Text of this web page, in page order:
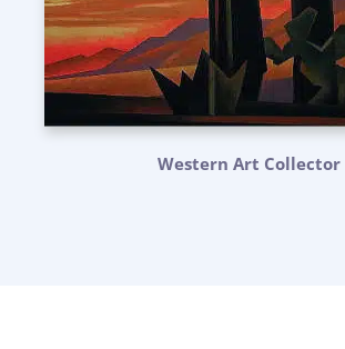
Western Art Collector